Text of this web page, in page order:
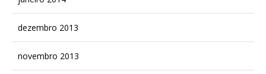
dezembro 2013
novembro 2013